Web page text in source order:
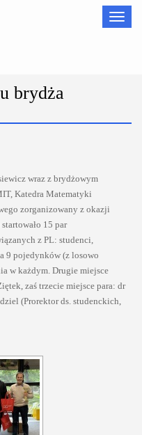
brydża
wraz z brydżowym
Katedra Matematyki
zorganizowany z okazji
15 par
z PL: studenci,
9 pojedynków (z losowo
w każdym. Drugie miejsce
zaś trzecie miejsce para: dr
(Prorektor ds. studenckich,